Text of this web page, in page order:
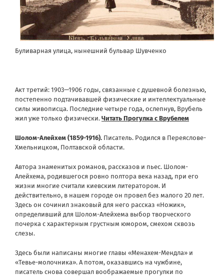
Буливарная улица, нынешний бульвар Шувченко
Акт третий: 1903—1906 годы, связанные с душевной болезнью,
постепенно подтачивавшей физические и интеллектуальные
силы живописца. Последние четыре года, ослепнув, Врубель
жил уже только физически. Читать Прогулка с Врубелем
Шолом-Алейхем (1859-1916). Писатель. Родился в Переяслове-
Хмельницком, Полтавской области.
Автора знаменитых романов, рассказов и пьес. Шолом-
Алейхема, родившегося ровно полтора века назад, при его
жизни многие считали киевским литератором. И
действительно, в нашем городе он провел без малого 20 лет.
Здесь он сочинил знаковый для него рассказ «Ножик»,
определивший для Шолом-Алейхема выбор творческого
почерка с характерным грустным юмором, смехом сквозь
слезы.
Здесь были написаны многие главы «Менахем-Мендла» и
«Тевье-молочника». А потом, оказавшись на чужбине,
писатель снова совершал воображаемые прогулки по